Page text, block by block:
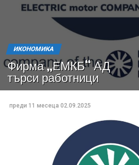
ИКОНОМИКА
Фирма „ЕМКБ“ АД
търси работници
преди 11 месеца 02.09.2025